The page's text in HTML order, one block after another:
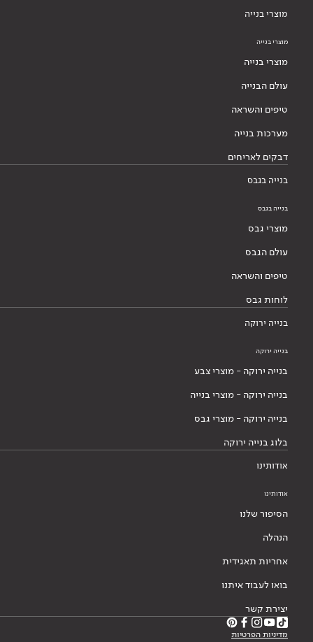
מוצרי בנייה
מוצרי בנייה
מוצרי בנייה
עולם הבנייה
טיפים והשראה
מערכות בנייה
דבקים לאריחים
בנייה בגבס
בנייה בגבס
מוצרי גבס
עולם הגבס
טיפים והשראה
לוחות גבס
בנייה ירוקה
בנייה ירוקה
בנייה ירוקה - מוצרי צבע
בנייה ירוקה - מוצרי בנייה
בנייה ירוקה - מוצרי גבס
בלוג בנייה ירוקה
אודותינו
אודותינו
הסיפור שלנו
הנהלה
אחריות תאגידית
בואו לעבוד איתנו
יצירת קשר
מדיניות הפרטיות